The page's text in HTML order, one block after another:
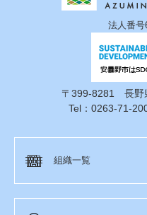
法人番号
〒399-8281 長野
Tel：0263-71-
組織一覧